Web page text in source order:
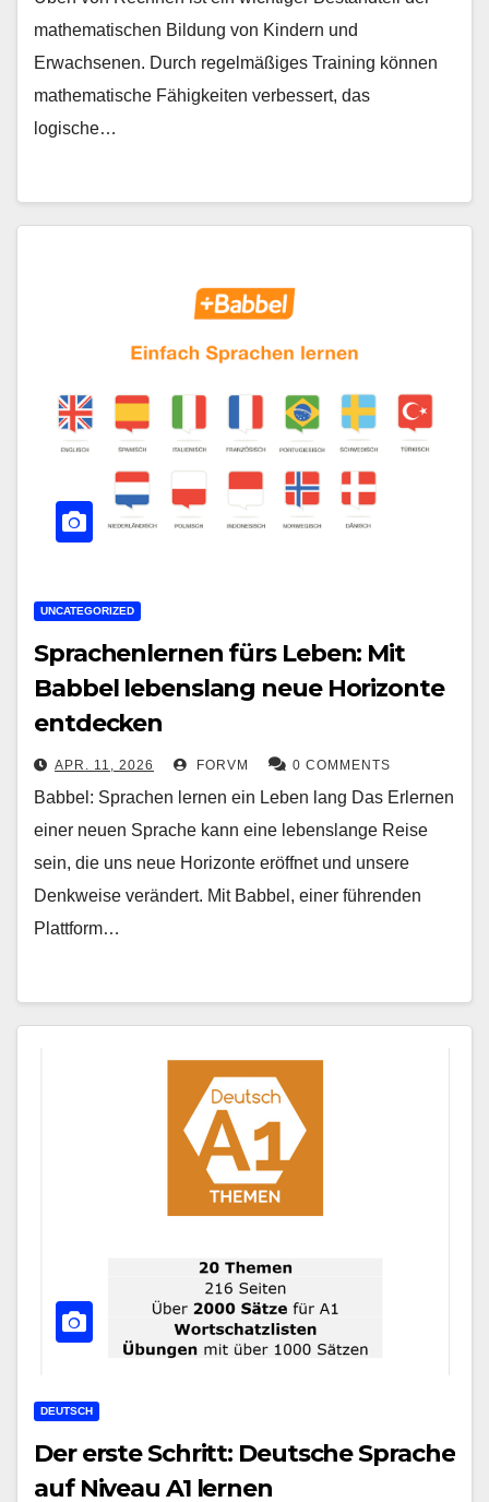
mathematischen Bildung von Kindern und
Erwachsenen. Durch regelmäßiges Training können
mathematische Fähigkeiten verbessert, das
logische…
UNCATEGORIZED
Sprachenlernen fürs Leben: Mit
Babbel lebenslang neue Horizonte
entdecken
APR. 11, 2026 FORVM 0 COMMENTS
Babbel: Sprachen lernen ein Leben lang Das Erlernen
einer neuen Sprache kann eine lebenslange Reise
sein, die uns neue Horizonte eröffnet und unsere
Denkweise verändert. Mit Babbel, einer führenden
Plattform…
DEUTSCH
Der erste Schritt: Deutsche Sprache
auf Niveau A1 lernen